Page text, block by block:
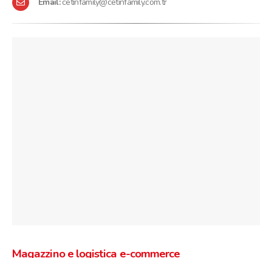
Magazzinoe logistica e-commerce